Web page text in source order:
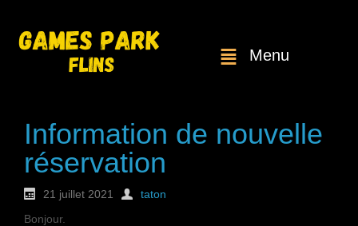
Menu
Information de nouvelle
réservation
21 juillet 2021
taton
Bonjour.